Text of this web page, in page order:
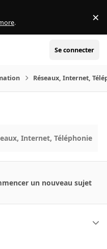
. ×
Se connecter
Réseaux, Internet,
Internet, Téléphonie
un nouveau sujet